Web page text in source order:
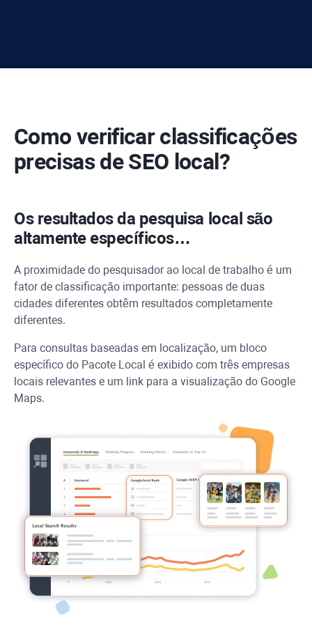
Como verificar classificações
precisas de SEO local?
Os resultados da pesquisa local são
altamente específicos…
A proximidade do pesquisador ao local de trabalho é um
fator de classificação importante: pessoas de duas
cidades diferentes obtêm resultados completamente
diferentes.
Para consultas baseadas em localização, um bloco
específico do Pacote Local é exibido com três empresas
locais relevantes e um link para a visualização do Google
Maps.